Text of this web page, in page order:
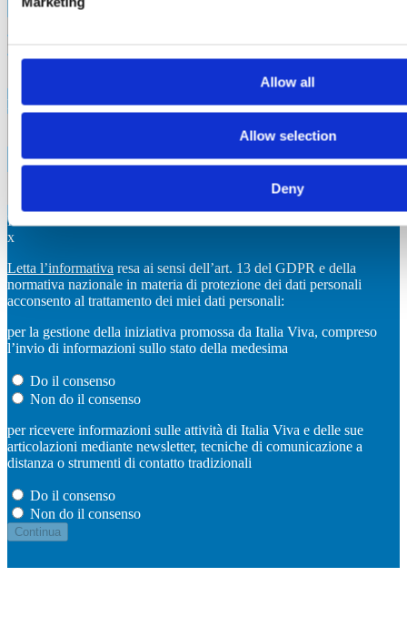
Allow all
Allow selection
Deny
Regione
Sigla provincia
INVIA
x
Letta l’informativa resa ai sensi dell’art. 13 del GDPR e della
normativa nazionale in materia di protezione dei dati personali
acconsento al trattamento dei miei dati personali:
per la gestione della iniziativa promossa da Italia Viva, compreso
l’invio di informazioni sullo stato della medesima
Do il consenso
Non do il consenso
per ricevere informazioni sulle attività di Italia Viva e delle sue
articolazioni mediante newsletter, tecniche di comunicazione a
distanza o strumenti di contatto tradizionali
Do il consenso
Non do il consenso